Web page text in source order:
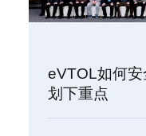
eVTOL如何
划下重点